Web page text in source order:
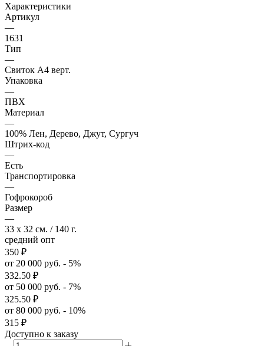
Характеристики
Артикул
—
1631
Тип
—
Свиток А4 верт.
Упаковка
—
ПВХ
Материал
—
100% Лен, Дерево, Джут, Сургуч
Штрих-код
—
Есть
Транспортировка
—
Гофрокороб
Размер
—
33 x 32 см. / 140 г.
средний опт
350 ₽
от 20 000 руб. - 5%
332.50 ₽
от 50 000 руб. - 7%
325.50 ₽
от 80 000 руб. - 10%
315 ₽
Доступно к заказу